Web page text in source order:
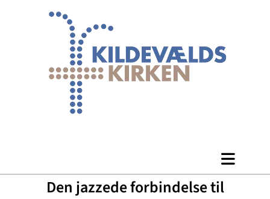
Den jazzede forbindelse til